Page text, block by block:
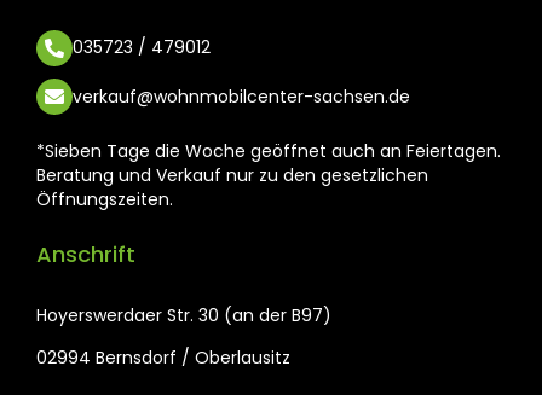
035723 / 479012
verkauf@wohnmobilcenter-sachsen.de
*Sieben Tage die Woche geöffnet auch an Feiertagen.
Beratung und Verkauf nur zu den gesetzlichen
Öffnungszeiten.
Anschrift
Hoyerswerdaer Str. 30 (an der B97)
02994 Bernsdorf / Oberlausitz